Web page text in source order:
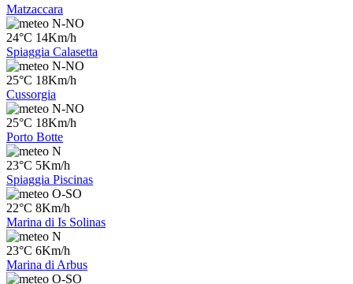
Matzaccara
N-NO
24°C 14Km/h
Spiaggia Calasetta
N-NO
25°C 18Km/h
Cussorgia
N-NO
25°C 18Km/h
Porto Botte
N
23°C 5Km/h
Spiaggia Piscinas
O-SO
22°C 8Km/h
Marina di Is Solinas
N
23°C 6Km/h
Marina di Arbus
O-SO